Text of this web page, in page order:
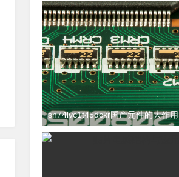
sn74lvc1t45dckr国产元件的大作用
2024-03-27 15:23:21